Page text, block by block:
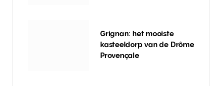
Grignan: het mooiste
kasteeldorp van de Drôme
Provençale